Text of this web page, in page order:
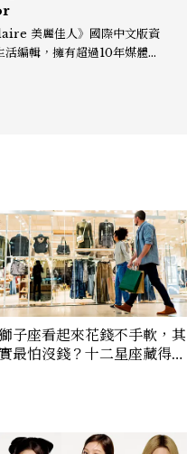
美麗佳人》國際中文版資
活編輯，擁有超過10年媒體與
宿、旅遊景點、航空等領域，
、居家生活範疇，具備實測
Oriental、JOAL
Banyan Tree、IHG、Ma
策劃並執行超過7
「MC開房間」、260 篇以上
」盤點類文章，致力用專業視
新話題、兼具風格與實用的高
容。 Contact：ben
子座看起來花錢不手軟，其
最怕沒錢？十二星座藏得最